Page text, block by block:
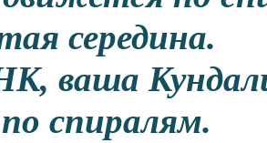
середина.
ваша
спиралям.